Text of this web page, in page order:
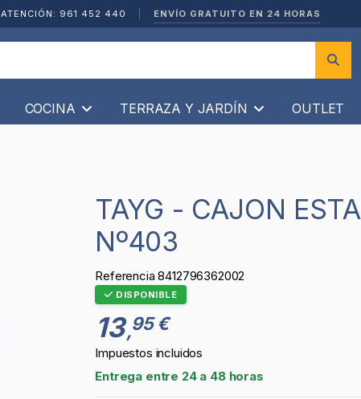
ATENCIÓN: 961 452 440 ENVÍO GRATUITO EN 24 HORAS
COCINA TERRAZA Y JARDÍN OUTLET
TAYG - CAJON ESTANTERIA AZUL -
Nº403
Referencia 8412796362002
DISPONIBLE
13,95 €
Impuestos incluidos
Entrega entre 24 a 48 horas